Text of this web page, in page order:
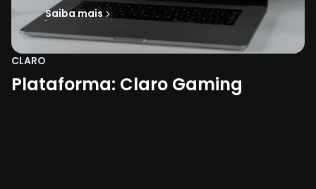
Saiba mais
CLARO
Plataforma: Claro Gaming